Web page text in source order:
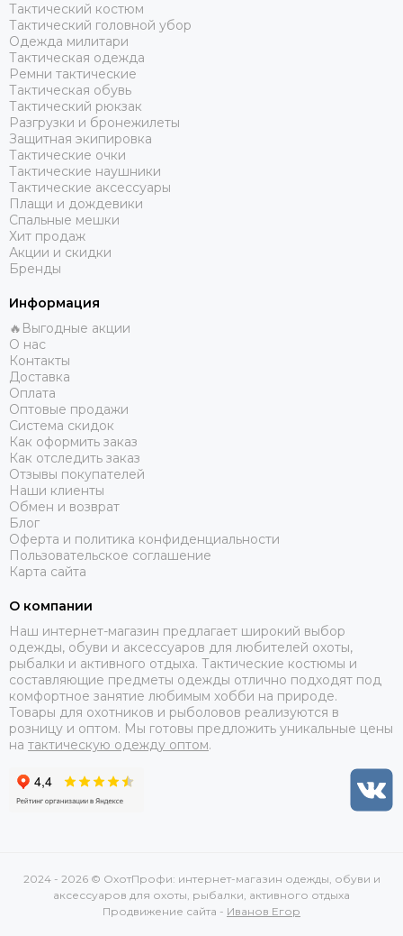
Тактический костюм
Тактический головной убор
Одежда милитари
Тактическая одежда
Ремни тактические
Тактическая обувь
Тактический рюкзак
Разгрузки и бронежилеты
Защитная экипировка
Тактические очки
Тактические наушники
Тактические аксессуары
Плащи и дождевики
Спальные мешки
Хит продаж
Акции и скидки
Бренды
Информация
🔥Выгодные акции
О нас
Контакты
Доставка
Оплата
Оптовые продажи
Система скидок
Как оформить заказ
Как отследить заказ
Отзывы покупателей
Наши клиенты
Обмен и возврат
Блог
Оферта и политика конфиденциальности
Пользовательское соглашение
Карта сайта
О компании
Наш интернет-магазин предлагает широкий выбор
одежды, обуви и аксессуаров для любителей охоты,
рыбалки и активного отдыха. Тактические костюмы и
составляющие предметы одежды отлично подходят под
комфортное занятие любимым хобби на природе.
Товары для охотников и рыболовов реализуются в
розницу и оптом. Мы готовы предложить уникальные цены
на тактическую одежду оптом.
2024 - 2026 © ОхотПрофи: интернет-магазин одежды, обуви и
аксессуаров для охоты, рыбалки, активного отдыха
Продвижение сайта - Иванов Егор